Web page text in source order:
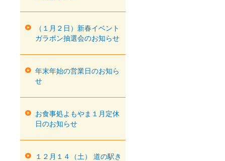
（１月２日）新春イベント
ガラポン抽選会のお知らせ
年末年始の営業日のお知ら
せ
お食事処よもやま１月定休
日のお知らせ
１２月１４（土） 道の駅き